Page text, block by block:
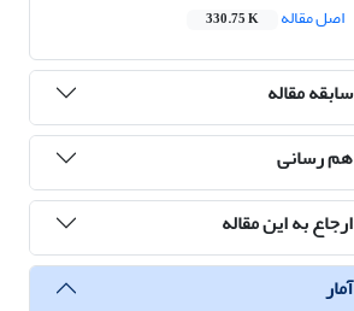
اصل مقاله
330.75 K
سابقه مقاله
هم رسانی
ارجاع به این مقاله
آمار